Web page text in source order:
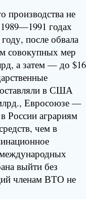
производства не
годах
после обвала
совокупных мер
а затем — до $16
в США
Евросоюзе —
России аграриям
чем в
выйти без
членам ВТО не